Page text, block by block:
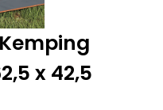
x 42,5